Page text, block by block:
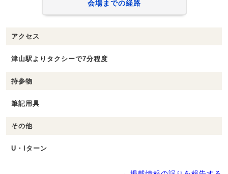
会場までの経路
アクセス
津山駅よりタクシーで7分程度
持参物
筆記用具
その他
U・Iターン